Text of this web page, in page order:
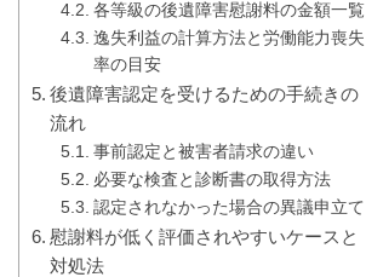
各等級の後遺障害慰謝料の金額一覧
逸失利益の計算方法と労働能力喪失
率の目安
後遺障害認定を受けるための手続きの
流れ
事前認定と被害者請求の違い
必要な検査と診断書の取得方法
認定されなかった場合の異議申立て
慰謝料が低く評価されやすいケースと
対処法